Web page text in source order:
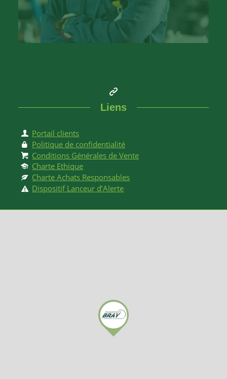
Liens
Portail clients
Politique de confidentialité
Conditions Générales de Vente
Charte Ethique
Charte Achats Responsables
Dispositif Lanceur d’Alerte